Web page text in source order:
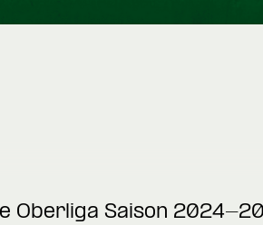
Oberliga Saison 2024-